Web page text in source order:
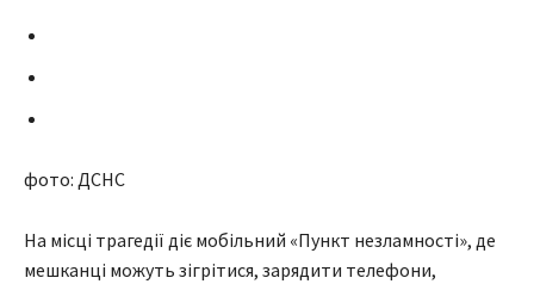
фото: ДСНС
На місці трагедії діє мобільний «Пункт незламності», де
мешканці можуть зігрітися, зарядити телефони,